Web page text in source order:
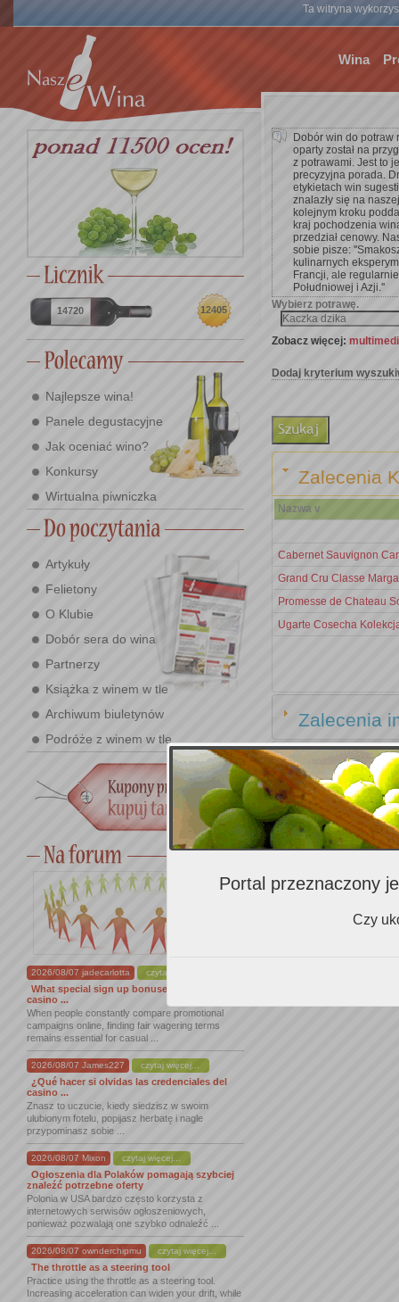
Ta witryna
Wina
14720 12405
Najlepsze wina!
Panele degustacyjne
Jak oceniać wino?
Konkursy
Wirtualna piwniczka
Artykuły
Felietony
O Klubie
Dobór sera do wina
Partnerzy
Książka z winem w tle
Archiwum biuletynów
Podróże z winem w tle
2026/08/07 jadecarlotta czytaj więcej...
What special sign up bonuses does dracula
casino ...
When people constantly compare promotional
campaigns online, finding fair wagering terms
remains essential for casual ...
2026/08/07 James227 czytaj więcej...
¿Qué hacer si olvidas las credenciales del
casino ...
Znasz to uczucie, kiedy siedzisz w swoim
ulubionym fotelu, popijasz herbatę i nagle
przypominasz sobie ...
2026/08/07 Mixon czytaj więcej...
Ogłoszenia dla Polaków pomagają szybciej
znaleźć potrzebne oferty
Polonia w USA bardzo często korzysta z
internetowych serwisów ogłoszeniowych,
ponieważ pozwalają one szybko odnaleźć ...
2026/08/07 ownderchipmu czytaj więcej...
The throttle as a steering tool
Practice using the throttle as a steering tool.
Increasing acceleration can widen your drift, while
Dobór win do potraw
oparty został na
z potrawami. Jest to
precyzyjna porada.
etykietach win
znalazły się na
kolejnym kroku
kraj pochodzenia
przedział cenowy.
sobie pisze:
kulinarnych
Francji, ale
Południowej i Azji.''
Wybierz potrawę.
Zobacz więcej:
Dodaj kryterium
Zalecenia
Nazwa v
Cabernet Sauvignon
Grand Cru Classe
Promesse de Chateau
Ugarte Cosecha
Zalecenia
Zalecenia
Portal przeznaczony
Czy